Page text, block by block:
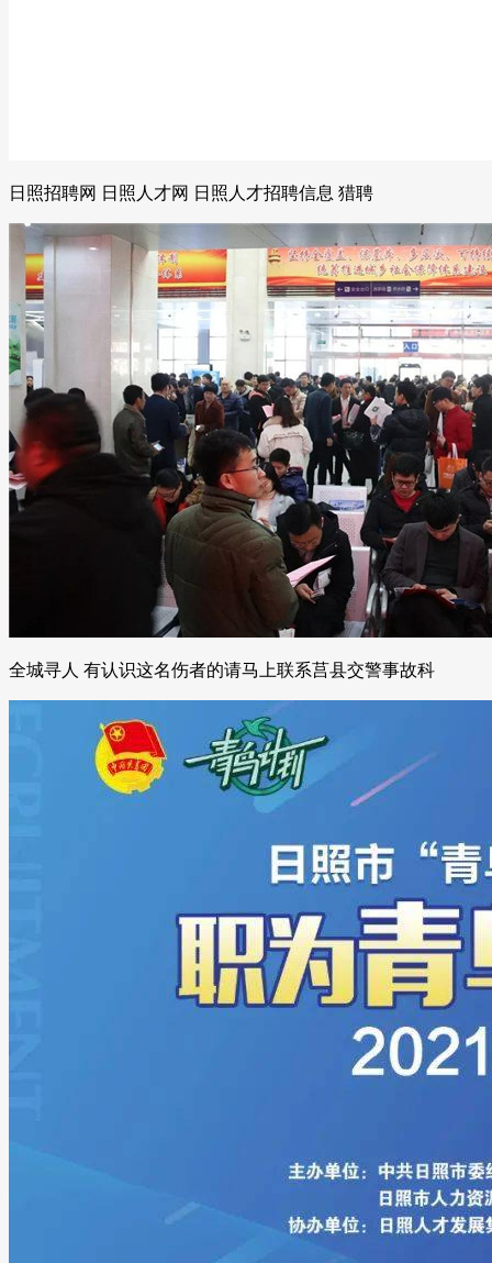
日照招聘网 日照人才网 日照人才招聘信息 猎聘
全城寻人 有认识这名伤者的请马上联系莒县交警事故科